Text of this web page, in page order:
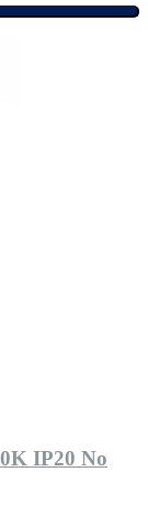
IP20 No